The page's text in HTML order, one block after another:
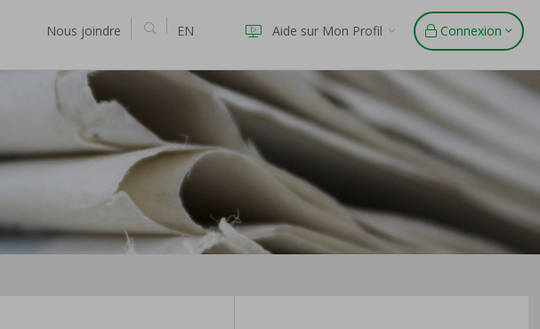
Nous joindre EN Aide sur Mon Profil Connexion